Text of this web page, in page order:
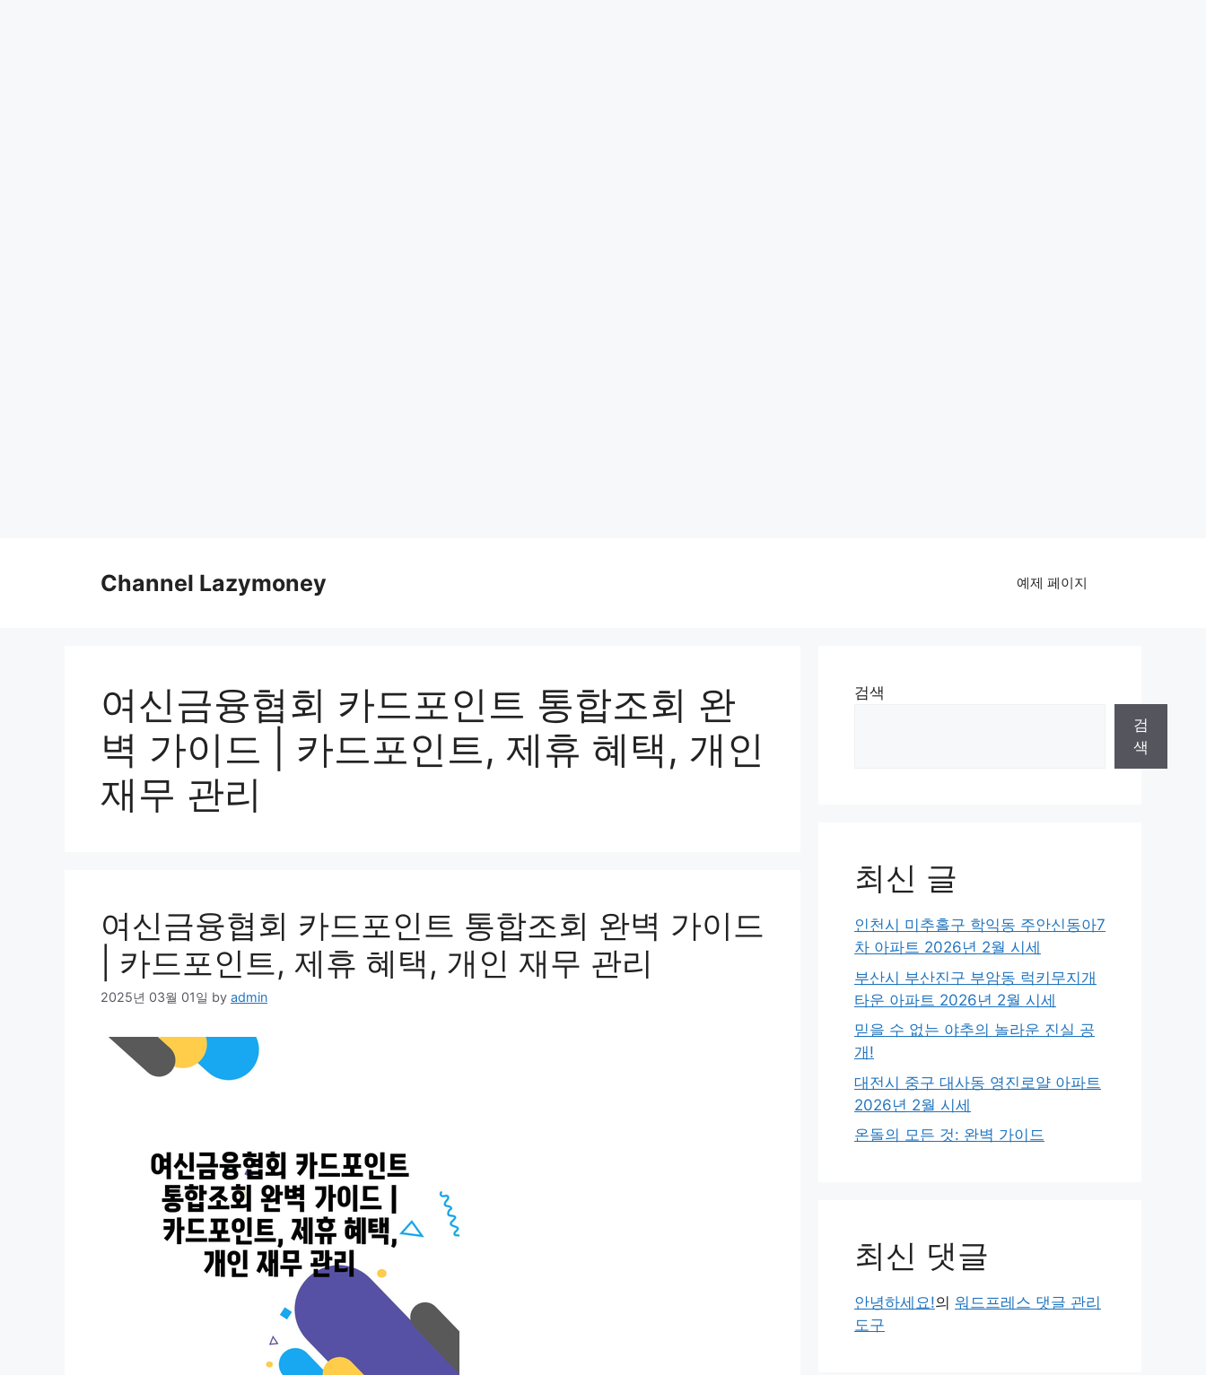
Channel Lazymoney 예제 페이지
여신금융협회 카드포인트 통합조회 완
벽 가이드 | 카드포인트, 제휴 혜택, 개인
재무 관리
여신금융협회 카드포인트 통합조회 완벽 가이드
| 카드포인트, 제휴 혜택, 개인 재무 관리
2025년 03월 01일 by admin
검색
검
색
최신 글
인천시 미추홀구 학익동 주안신동아7
차 아파트 2026년 2월 시세
부산시 부산진구 부암동 럭키무지개
타운 아파트 2026년 2월 시세
믿을 수 없는 야추의 놀라운 진실 공
개!
대전시 중구 대사동 영진로얄 아파트
2026년 2월 시세
온돌의 모든 것: 완벽 가이드
최신 댓글
안녕하세요!의 워드프레스 댓글 관리
도구